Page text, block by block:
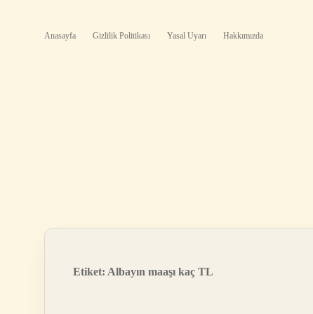
Anasayfa Gizlilik Politikası Yasal Uyarı Hakkımızda
Etiket: Albayın maaşı kaç TL